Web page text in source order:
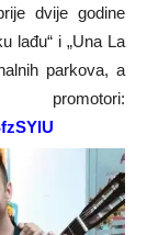
dvije godine
lađu“ i „Una La
parkova, a